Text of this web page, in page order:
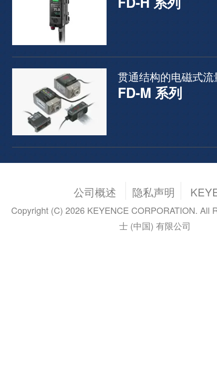
贯通结构的电磁式
FD-M 系列
公司概述 隐私声明
Copyright (C) 2026 KEYENCE CORPORATION. All
士 (中国) 有限公司